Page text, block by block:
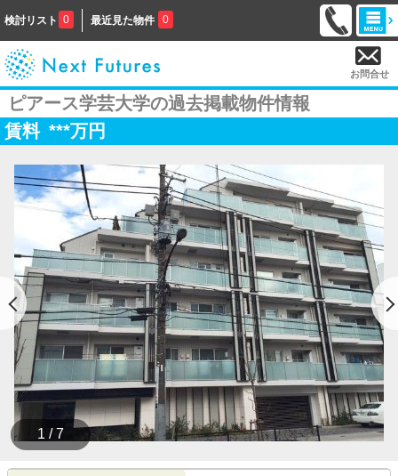
検討リスト 0 最近見た物件 0
お問合せ
ピアース学芸大学の過去掲載物件情報
賃料 ***万円
1 / 7